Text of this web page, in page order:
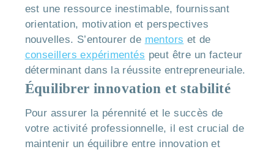
est une ressource inestimable, fournissant
orientation, motivation et perspectives
nouvelles. S’entourer de mentors et de
conseillers expérimentés peut être un facteur
déterminant dans la réussite entrepreneuriale.
Équilibrer innovation et stabilité
Pour assurer la pérennité et le succès de
votre activité professionnelle, il est crucial de
maintenir un équilibre entre innovation et